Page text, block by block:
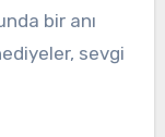
bir anı
sevgi